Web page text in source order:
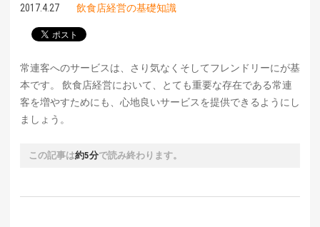
2017.4.27 飲食店経営の基礎知識
常連客へのサービスは、さり気なくそしてフレンドリーにが基
本です。 飲食店経営において、とても重要な存在である常連
客を増やすためにも、心地良いサービスを提供できるようにし
ましょう。
この記事は約5分で読み終わります。